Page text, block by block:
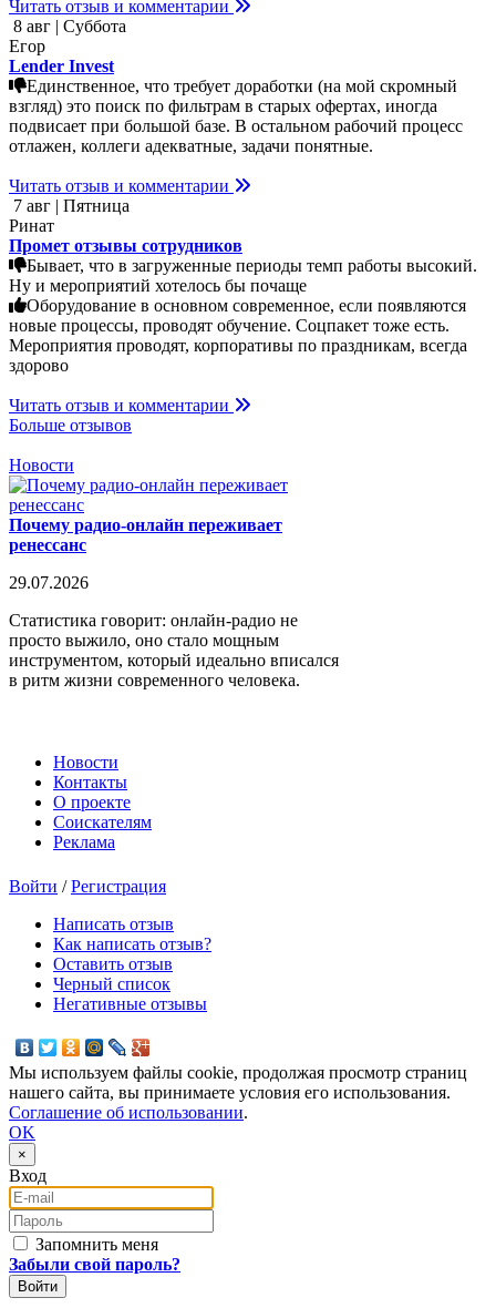
Читать отзыв и комментарии
8 авг | Суббота
Егор
Lender Invest
Единственное, что требует доработки (на мой скромный
взгляд) это поиск по фильтрам в старых офертах, иногда
подвисает при большой базе. В остальном рабочий процесс
отлажен, коллеги адекватные, задачи понятные.
Читать отзыв и комментарии
7 авг | Пятница
Ринат
Промет отзывы сотрудников
Бывает, что в загруженные периоды темп работы высокий.
Ну и мероприятий хотелось бы почаще
Оборудование в основном современное, если появляются
новые процессы, проводят обучение. Соцпакет тоже есть.
Мероприятия проводят, корпоративы по праздникам, всегда
здорово
Читать отзыв и комментарии
Больше отзывов
Новости
Почему радио-онлайн переживает
ренессанс
29.07.2026
Статистика говорит: онлайн-радио не
просто выжило, оно стало мощным
инструментом, который идеально вписался
в ритм жизни современного человека.
Новости
Контакты
О проекте
Соискателям
Реклама
Войти /Регистрация
Написать отзыв
Как написать отзыв?
Оставить отзыв
Черный список
Негативные отзывы
Мы используем файлы cookie, продолжая просмотр страниц
нашего сайта, вы принимаете условия его использования.
Соглашение об использовании.
OK
×
Вход
E-mail
Пароль
Запомнить меня
Забыли свой пароль?